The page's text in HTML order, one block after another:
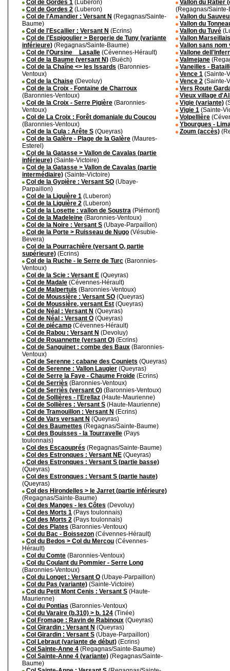
Col de Gordes 1 (Luberon)
Col de Gordes 2 (Luberon)
Col de l'Amandier : Versant N (Regagnas/Sainte-
Baume)
Col de l'Escallier : Versant N (Ecrins)
Col de l'Espigoulier > Bergerie de Tuny (variante
inférieure) (Regagnas/Sainte-Baume)
Col de l'Oursine _ Lasalle (Cévennes-Hérault)
Col de la Baume (versant N) (Buëch)
Col de la Chaîne <> les Issards (Baronnies-
Ventoux)
Col de la Chaise (Devoluy)
Col de la Croix - Fontaine de Charroux
(Baronnies-Ventoux)
Col de la Croix - Serre Pigière (Baronnies-
Ventoux)
Col de La Croix : Forêt domaniale du Coucou
(Baronnies-Ventoux)
Col de la Cula : Arête S (Queyras)
Col de la Galère - Plage de la Galère (Maures-
Esterel)
Col de la Gatasse > Vallon de Cavalas (partie
inférieure) (Sainte-Victoire)
Col de la Gatasse > Vallon de Cavalas (partie
intermédiaire) (Sainte-Victoire)
Col de la Gypière : Versant SO (Ubaye-
Parpaillon)
Col de la Liguière 1 (Luberon)
Col de la Liguière 2 (Luberon)
Col de la Losette : vallon de Soustra (Piémont)
Col de la Madeleine (Baronnies-Ventoux)
Col de la Noire : Versant S (Ubaye-Parpaillon)
Col de la Porte > Ruisseau de Nugo (Vésubie-
Bevera)
Col de la Pourrachière (versant O, partie
supérieure) (Ecrins)
Col de la Ruche - le Serre de Turc (Baronnies-
Ventoux)
Col de la Scie : Versant E (Queyras)
Col de Madale (Cévennes-Hérault)
Col de Malpertuis (Baronnies-Ventoux)
Col de Moussière : Versant SO (Queyras)
Col de Moussière, versant Est (Queyras)
Col de Néal : Versant N (Queyras)
Col de Néal : Versant O (Queyras)
Col de piécamp (Cévennes-Hérault)
Col de Rabou : Versant N (Devoluy)
Col de Rouannette (versant O) (Ecrins)
Col de Sanguinet : combe des Baux (Baronnies-
Ventoux)
Col de Serenne : cabane des Couniets (Queyras)
Col de Serenne : Vallon Laugier (Queyras)
Col de Serre la Faye - Chaume Froide (Ecrins)
Col de Serriès (Baronnies-Ventoux)
Col de Serriès (versant O) (Baronnies-Ventoux)
Col de Sollières - l'Erellaz (Haute-Maurienne)
Col de Sollières : Versant S (Haute-Maurienne)
Col de Tramouillon : Versant N (Ecrins)
Col de Vars versant N (Queyras)
Col des Baumettes (Regagnas/Sainte-Baume)
Col des Bouisses - la Tourravelle (Pays
toulonnais)
Col des Escaouprés (Regagnas/Sainte-Baume)
Col des Estronques : Versant NE (Queyras)
Col des Estronques : Versant S (partie basse)
(Queyras)
Col des Estronques : Versant S (partie haute)
(Queyras)
Col des Hirondelles > le Jarret (partie inférieure)
(Regagnas/Sainte-Baume)
Col des Manges - les Côtes (Devoluy)
Col des Morts 1 (Pays toulonnais)
Col des Morts 2 (Pays toulonnais)
Col des Plates (Baronnies-Ventoux)
Col du Bac - Boissezon (Cévennes-Hérault)
Col du Bedos > Col du Mercou (Cévennes-
Hérault)
Col du Comte (Baronnies-Ventoux)
Col du Coulant du Pommier - Serre Long
(Baronnies-Ventoux)
Col du Longet : Versant O (Ubaye-Parpaillon)
Col du Pas (variante) (Sainte-Victoire)
Col du Petit Mont Cenis : Versant S (Haute-
Maurienne)
Col du Pontias (Baronnies-Ventoux)
Col du Varaire (b.310) > b. 124 (Tinée)
Col Fromage : Ravin de Rabinoux (Queyras)
Col Girardin : Versant N (Queyras)
Col Girardin : Versant S (Ubaye-Parpaillon)
Col Lebraut (variante de début) (Ecrins)
Col Sainte-Anne 4 (Regagnas/Sainte-Baume)
Col Sainte-Anne 4 (variante) (Regagnas/Sainte-
Baume)
Vallon du Ratier
(Regagnas/Sainte-
Vallon du
Vallon du
Vallon du Tuvé
Vallon Marseillais
Vallon sans nom
Vallone
Valmejane
Vaneilles -
Vence 1 (Sainte-
Vence 2 (Sainte-
Vers Route
Vieux village
Vigie (variante)
Vigie 1 (Sainte-
Volpellière
Ybourgues -
Zoum (accès)